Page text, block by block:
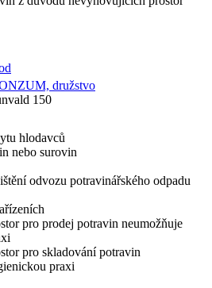
družstvo
150
hlodavců
nebo surovin
odvozu potravinářského odpadu
pro prodej potravin neumožňuje
pro skladování potravin
praxi